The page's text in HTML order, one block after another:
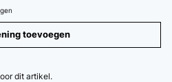
toevoegen
dit artikel.